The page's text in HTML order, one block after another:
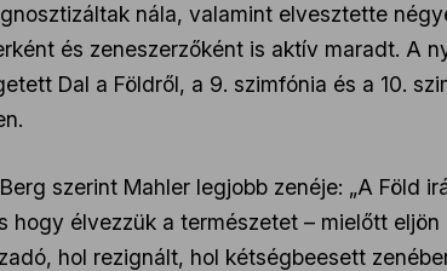
nála, valamint elvesztette
és zeneszerzőként is aktív maradt. A
Dal a Földről, a 9. szimfónia és a 10.
szerint Mahler legjobb zenéje: „A Föld
élvezzük a természetet – mielőtt
hol rezignált, hol kétségbeesett